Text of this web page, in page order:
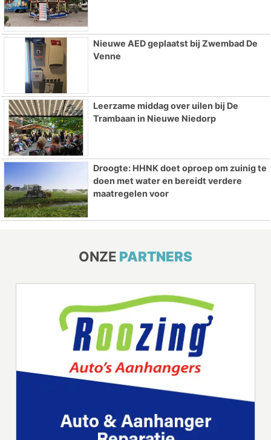
Nieuwe AED geplaatst bij Zwembad De
Venne
Leerzame middag over uilen bij De
Trambaan in Nieuwe Niedorp
Droogte: HHNK doet oproep om zuinig te
doen met water en bereidt verdere
maatregelen voor
ONZE PARTNERS